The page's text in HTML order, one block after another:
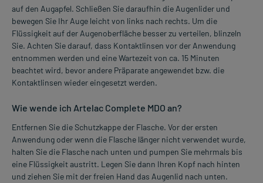
auf den Augapfel. Schließen Sie daraufhin die Augenlider und
bewegen Sie Ihr Auge leicht von links nach rechts. Um die
Flüssigkeit auf der Augenoberfläche besser zu verteilen, blinzeln
Sie. Achten Sie darauf, dass Kontaktlinsen vor der Anwendung
entnommen werden und eine Wartezeit von ca. 15 Minuten
beachtet wird, bevor andere Präparate angewendet bzw. die
Kontaktlinsen wieder eingesetzt werden.
Wie wende ich Artelac Complete MDO an?
Entfernen Sie die Schutzkappe der Flasche. Vor der ersten
Anwendung oder wenn die Flasche länger nicht verwendet wurde,
halten Sie die Flasche nach unten und pumpen Sie mehrmals bis
eine Flüssigkeit austritt. Legen Sie dann Ihren Kopf nach hinten
und ziehen Sie mit der freien Hand das Augenlid nach unten.